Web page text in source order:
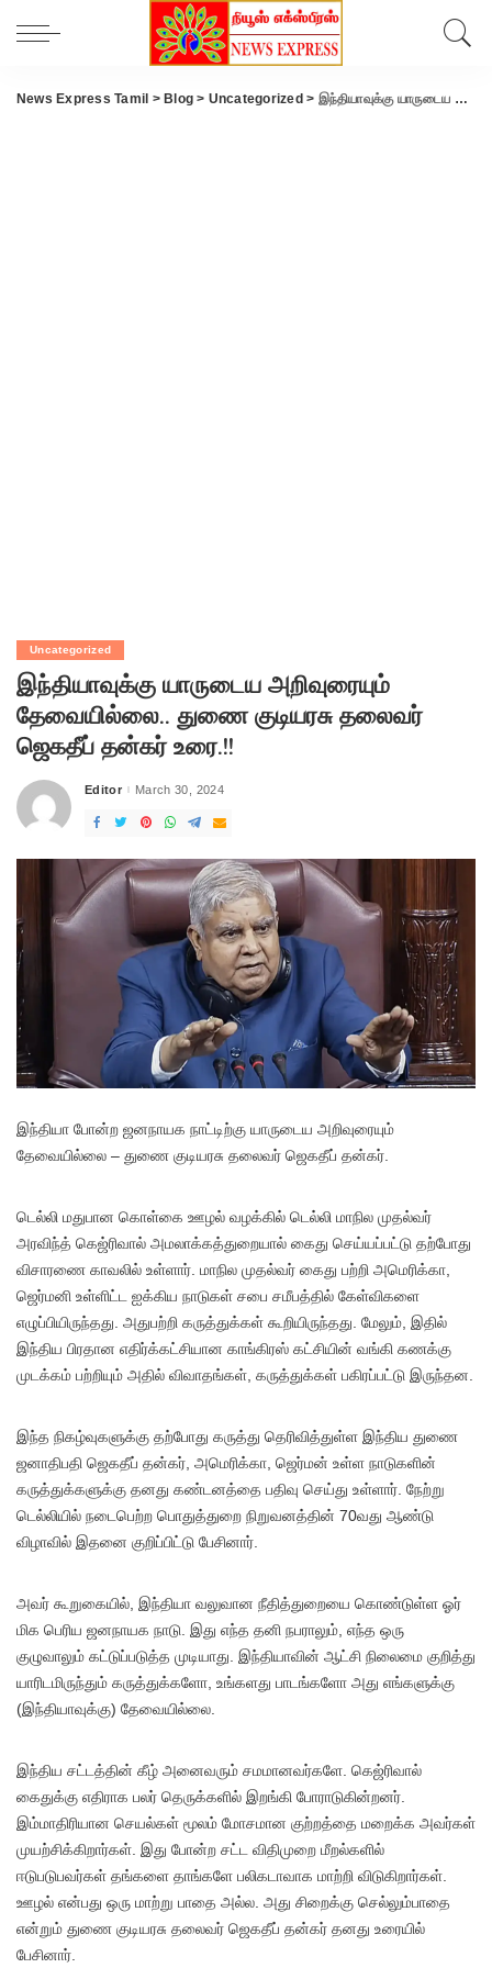
News Express Tamil > Blog > Uncategorized > இந்தியாவுக்கு யாருடைய அறிவுரையும் தேவையில்லை.. துணை குடியரசு தலைவர் ஜெகதீப் தன்கர் உரை.!!
Uncategorized
இந்தியாவுக்கு யாருடைய அறிவுரையும்
தேவையில்லை.. துணை குடியரசு தலைவர்
ஜெகதீப் தன்கர் உரை.!!
Posted
Editor March 30, 2024
இந்தியா போன்ற ஜனநாயக நாட்டிற்கு யாருடைய அறிவுரையும்
தேவையில்லை – துணை குடியரசு தலைவர் ஜெகதீப் தன்கர்.
டெல்லி மதுபான கொள்கை ஊழல் வழக்கில் டெல்லி மாநில முதல்வர்
அரவிந்த் கெஜ்ரிவால் அமலாக்கத்துறையால் கைது செய்யப்பட்டு தற்போது
விசாரணை காவலில் உள்ளார். மாநில முதல்வர் கைது பற்றி அமெரிக்கா,
ஜெர்மனி உள்ளிட்ட ஐக்கிய நாடுகள் சபை சமீபத்தில் கேள்விகளை
எழுப்பியிருந்தது. அதுபற்றி கருத்துக்கள் கூறியிருந்தது. மேலும், இதில்
இந்திய பிரதான எதிர்க்கட்சியான காங்கிரஸ் கட்சியின் வங்கி கணக்கு
முடக்கம் பற்றியும் அதில் விவாதங்கள், கருத்துக்கள் பகிரப்பட்டு இருந்தன.
இந்த நிகழ்வுகளுக்கு தற்போது கருத்து தெரிவித்துள்ள இந்திய துணை
ஜனாதிபதி ஜெகதீப் தன்கர், அமெரிக்கா, ஜெர்மன் உள்ள நாடுகளின்
கருத்துக்களுக்கு தனது கண்டனத்தை பதிவு செய்து உள்ளார். நேற்று
டெல்லியில் நடைபெற்ற பொதுத்துறை நிறுவனத்தின் 70வது ஆண்டு
விழாவில் இதனை குறிப்பிட்டு பேசினார்.
அவர் கூறுகையில், இந்தியா வலுவான நீதித்துறையை கொண்டுள்ள ஓர்
மிக பெரிய ஜனநாயக நாடு. இது எந்த தனி நபராலும், எந்த ஒரு
குழுவாலும் கட்டுப்படுத்த முடியாது. இந்தியாவின் ஆட்சி நிலைமை குறித்து
யாரிடமிருந்தும் கருத்துக்களோ, உங்களது பாடங்களோ அது எங்களுக்கு
(இந்தியாவுக்கு) தேவையில்லை.
இந்திய சட்டத்தின் கீழ் அனைவரும் சமமானவர்களே. கெஜ்ரிவால்
கைதுக்கு எதிராக பலர் தெருக்களில் இறங்கி போராடுகின்றனர்.
இம்மாதிரியான செயல்கள் மூலம் மோசமான குற்றத்தை மறைக்க அவர்கள்
முயற்சிக்கிறார்கள். இது போன்ற சட்ட விதிமுறை மீறல்களில்
ஈடுபடுபவர்கள் தங்களை தாங்களே பலிகடாவாக மாற்றி விடுகிறார்கள்.
ஊழல் என்பது ஒரு மாற்று பாதை அல்ல. அது சிறைக்கு செல்லும்பாதை
என்றும் துணை குடியரசு தலைவர் ஜெகதீப் தன்கர் தனது உரையில்
பேசினார்.